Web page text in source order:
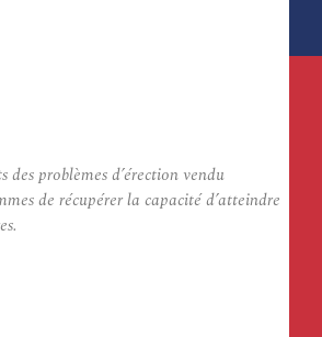
problèmes d’érection vendu
de récupérer la capacité d’atteindre